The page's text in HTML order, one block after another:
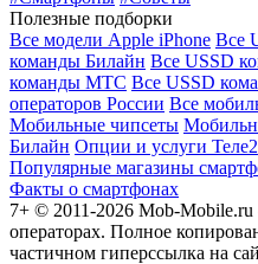
Полезные подборки
Все модели Apple iPhone Все
команды Билайн Все USSD
команды МТС Все USSD
операторов России Все
Мобильные чипсеты
Билайн Опции и услуги Теле2
Популярные магазины
Факты о смартфонах
7+ © 2011-2026 Mob-
операторах. Полное
частичном гиперссылка на